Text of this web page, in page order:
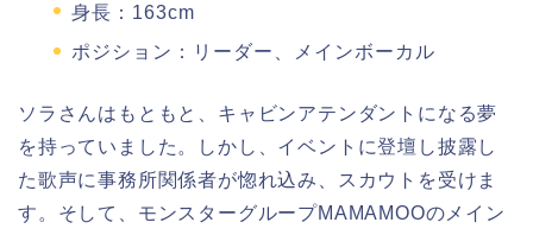
身長：163cm
ポジション：リーダー、メインボーカル
ソラさんはもともと、キャビンアテンダントになる夢
を持っていました。しかし、イベントに登壇し披露し
た歌声に事務所関係者が惚れ込み、スカウトを受けま
す。そして、モンスターグループMAMAMOOのメイン